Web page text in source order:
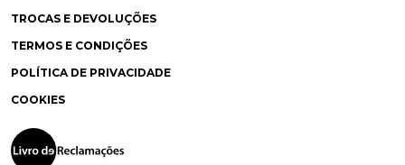
TROCAS E DEVOLUÇÕES
TERMOS E CONDIÇÕES
POLÍTICA DE PRIVACIDADE
COOKIES